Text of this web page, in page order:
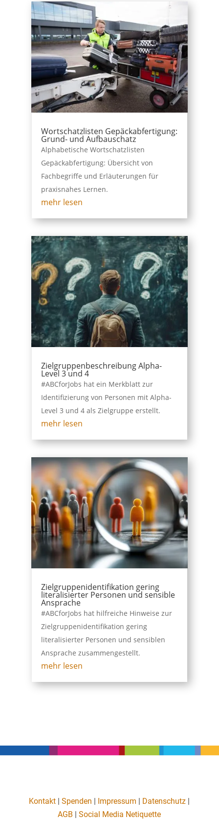
Wortschatzlisten Gepäckabfertigung:
Grund- und Aufbauschatz
Alphabetische Wortschatzlisten
Gepäckabfertigung: Übersicht von
Fachbegriffe und Erläuterungen für
praxisnahes Lernen.
mehr lesen
Zielgruppenbeschreibung Alpha-
Level 3 und 4
#ABCforJobs hat ein Merkblatt zur
Identifizierung von Personen mit Alpha-
Level 3 und 4 als Zielgruppe erstellt.
mehr lesen
Zielgruppenidentifikation gering
literalisierter Personen und sensible
Ansprache
#ABCforJobs hat hilfreiche Hinweise zur
Zielgruppenidentifikation gering
literalisierter Personen und sensiblen
Ansprache zusammengestellt.
mehr lesen
Kontakt |Spenden Impressum Datenschutz
AGB |Social Media Netiquette